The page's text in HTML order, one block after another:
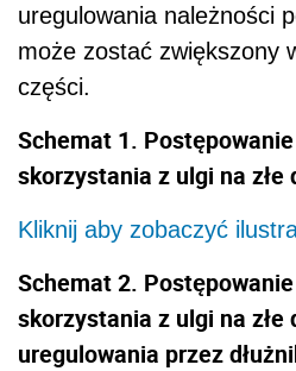
uregulowania należności
może zostać zwiększony
części.
Schemat 1.
skorzystania z ulgi na złe
Kliknij aby zobaczyć
Schemat 2.
skorzystania z ulgi na złe
uregulowania przez